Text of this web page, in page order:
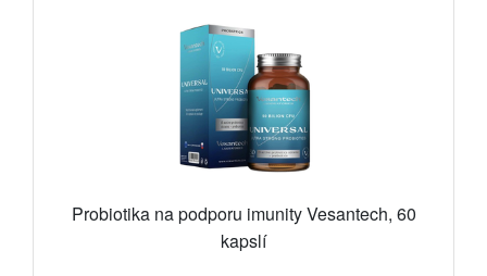
Probiotika na podporu imunity Vesantech, 60
kapslí